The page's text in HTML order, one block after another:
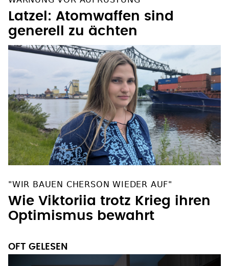
WARNUNG VOR AUFRÜSTUNG
Latzel: Atomwaffen sind
generell zu ächten
"WIR BAUEN CHERSON WIEDER AUF"
Wie Viktoriia trotz Krieg ihren
Optimismus bewahrt
OFT GELESEN